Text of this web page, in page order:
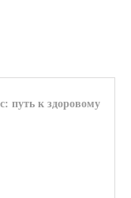
путь к здоровому